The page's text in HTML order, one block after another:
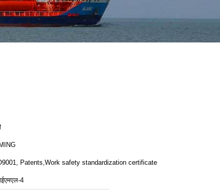
Patents,Work safety standardization certificate
4